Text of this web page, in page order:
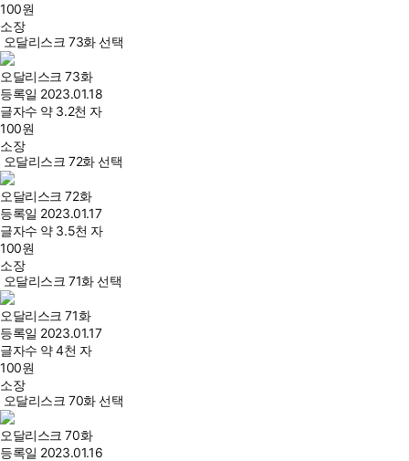
100원
소장
오달리스크 73화 선택
오달리스크 73화
등록일 2023.01.18
글자수 약 3.2천 자
100원
소장
오달리스크 72화 선택
오달리스크 72화
등록일 2023.01.17
글자수 약 3.5천 자
100원
소장
오달리스크 71화 선택
오달리스크 71화
등록일 2023.01.17
글자수 약 4천 자
100원
소장
오달리스크 70화 선택
오달리스크 70화
등록일 2023.01.16